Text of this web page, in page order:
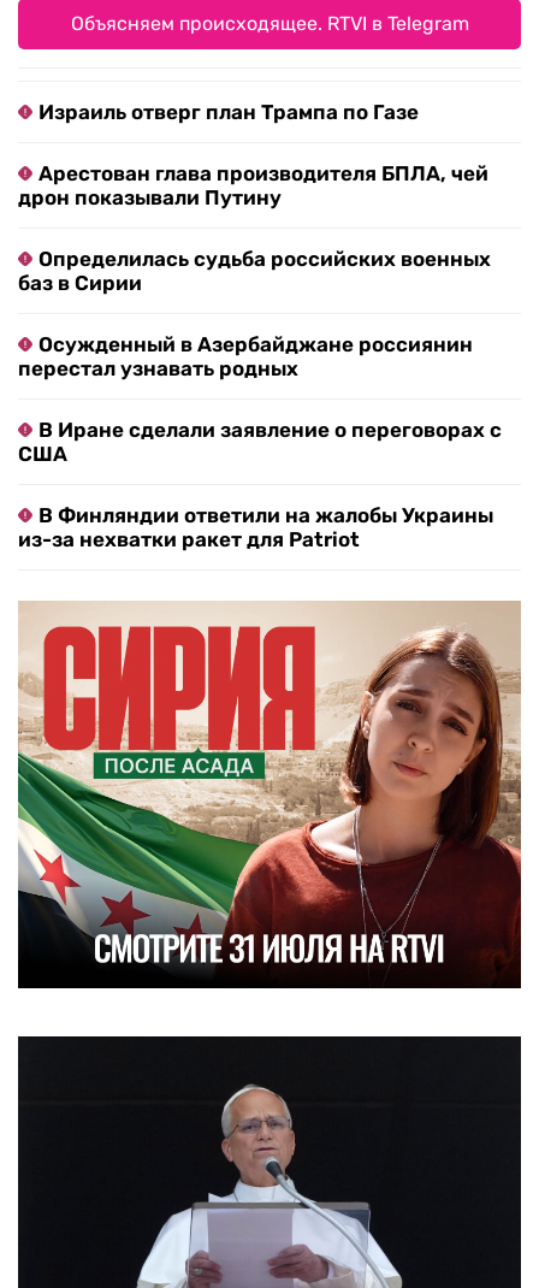
Объясняем происходящее. RTVI в Telegram
Израиль отверг план Трампа по Газе
Арестован глава производителя БПЛА, чей
дрон показывали Путину
Определилась судьба российских военных
баз в Сирии
Осужденный в Азербайджане россиянин
перестал узнавать родных
В Иране сделали заявление о переговорах с
США
В Финляндии ответили на жалобы Украины
из-за нехватки ракет для Patriot